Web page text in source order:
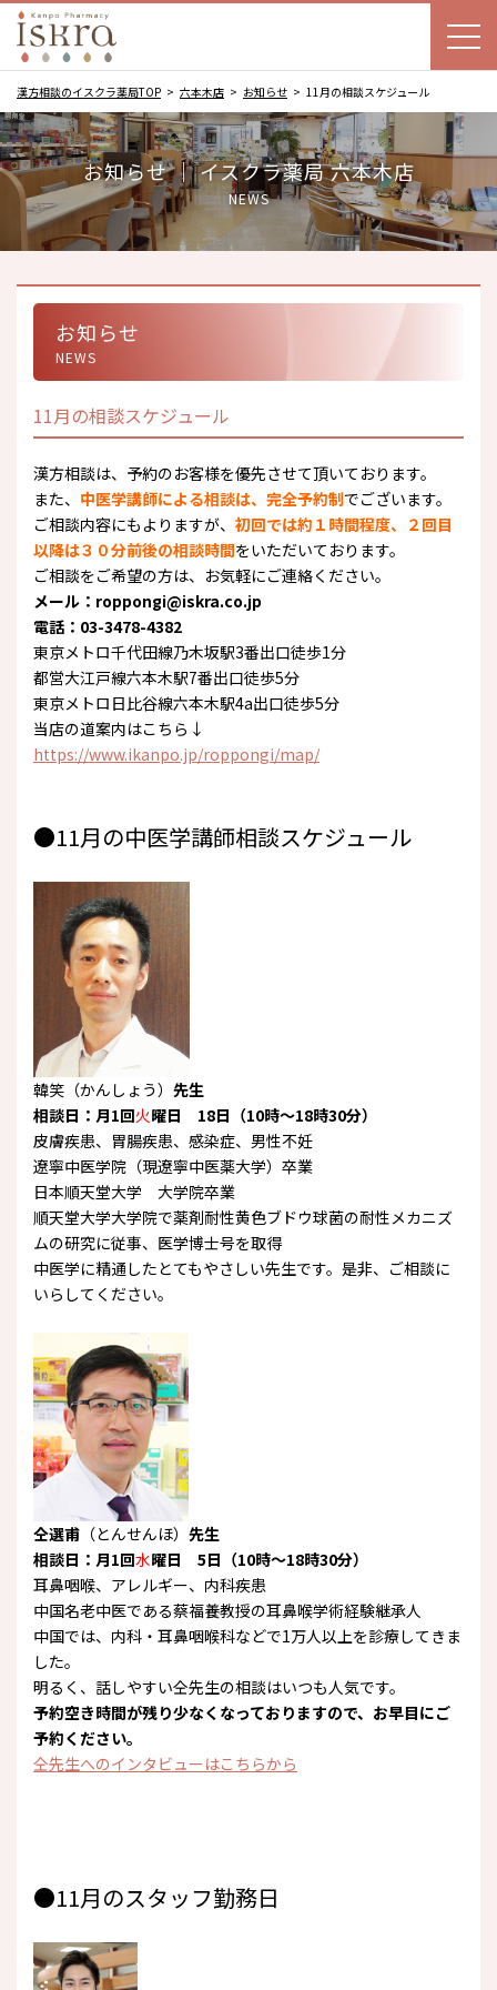
漢方相談のイスクラ薬局TOP 六本木店 お知らせ 11月の相談スケジュール
お知らせ ｜ イスクラ薬局 六本木店
NEWS
お知らせ
NEWS
11月の相談スケジュール
漢方相談は、予約のお客様を優先させて頂いております。
また、 中医学講師による相談は、完全予約制でございます。
ご相談内容にもよりますが、 初回では約１時間程度、２回目
以降は３０分前後の相談時間をいただいております。
ご相談をご希望の方は、お気軽にご連絡ください。
メール：roppongi@iskra.co.jp
電話：03-3478-4382
東京メトロ千代田線乃木坂駅3番出口徒歩1分
都営大江戸線六本木駅7番出口徒歩5分
東京メトロ日比谷線六本木駅4a出口徒歩5分
当店の道案内はこちら↓
https://www.ikanpo.jp/roppongi/map/
●11月の中医学講師相談スケジュール
韓笑 （かんしょう） 先生
相談日：月1回火曜日 18日（10時～18時30分）
皮膚疾患、胃腸疾患、感染症、男性不妊
遼寧中医学院（現遼寧中医薬大学）卒業
日本順天堂大学 大学院卒業
順天堂大学大学院で薬剤耐性黄色ブドウ球菌の耐性メカニズ
ムの研究に従事、医学博士号を取得
中医学に精通したとてもやさしい先生です。是非、ご相談に
いらしてください。
仝選甫 （とんせんほ） 先生
相談日：月1回水曜日 5日（10時～18時30分）
耳鼻咽喉、アレルギー、内科疾患
中国名老中医である蔡福養教授の耳鼻喉学術経験継承人
中国では、内科・耳鼻咽喉科などで1万人以上を診療してきま
した。
明るく、話しやすい仝先生の相談はいつも人気です。
予約空き時間が残り少なくなっておりますので、お早目にご
予約ください。
仝先生へのインタビューはこちらから
●11月のスタッフ勤務日